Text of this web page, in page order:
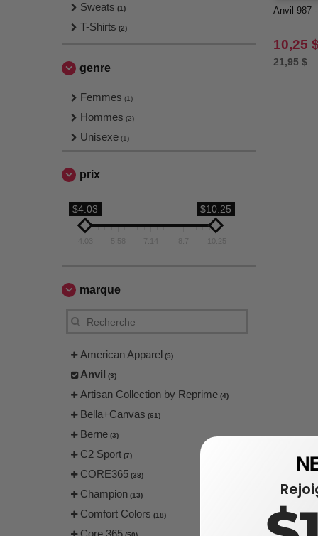
Sweats (1)
T-Shirts (2)
genre
Femmes (1)
Hommes (2)
Unisexe (1)
prix
$4.03 $10.25
4.03 5.58 7.14 10.25
marque
American Apparel (5)
Anvil (3)
Artisan Collection by Reprime (4)
Bella+Canvas (61)
Berne (3)
C2 Sport (7)
CORE365 (38)
Champion (13)
Comfort Colors (18)
Core 365
Anvil 987
10,25
21,95 $